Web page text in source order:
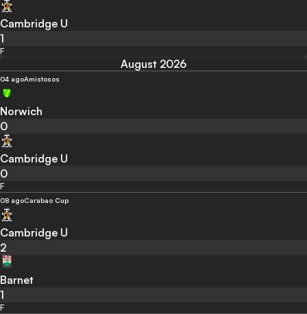
Cambridge U
1
F
August 2026
04 agoAmistosos
Norwich
0
Cambridge U
0
F
08 agoCarabao Cup
Cambridge U
2
Barnet
1
F